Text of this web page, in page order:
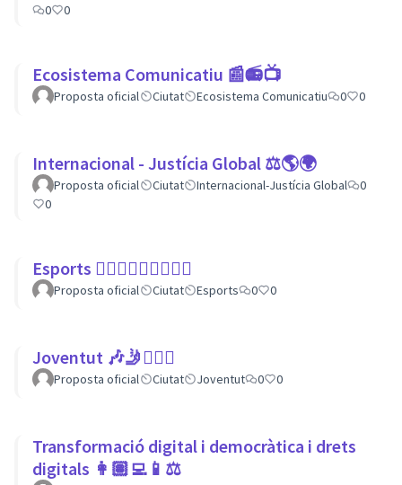
0
0
Ecosistema Comunicatiu 📰📻📺
Proposta oficial Ciutat Ecosistema Comunicatiu 0 0
Internacional - Justícia Global ⚖️🌎🌍
Proposta oficial Ciutat Internacional-Justícia Global
0
0
Esports 🏃🏾‍♀⛹🏼‍♀🏄🏼‍♂
Proposta oficial Ciutat Esports 0 0
Joventut 🎶🤳🙇🏽‍♀
Proposta oficial Ciutat Joventut 0 0
Transformació digital i democràtica i drets
digitals 👩🏽‍💻📱⚖